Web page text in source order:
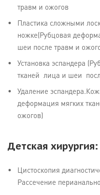
травм и ожогов
Пластика сложными
ножке(Рубцовая
шеи после травм и
Установка эспандера
тканей лица и шеи
Удаление
деформация мягких
ожогов)
Детская хирургия:
Цистоскопия
Рассечение